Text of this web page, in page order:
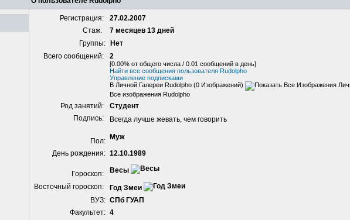
Регистрация:
27.02.2007
Стаж:
7 месяцев 13 дней
Группы:
Нет
Всего сообщений:
2
[0.00% от общего числа / 0.01 сообщений в день]
Найти все сообщения пользователя Rudolpho
Управление подписками
В Личной Галереи Rudolpho (0 Изображений)
Все изображения Rudolpho
Род занятий:
Студент
Подпись:
Всегда лучше жевать, чем говорить
Пол:
Муж
День рождения: 12.10.1989
Гороскоп:
Весы
Восточный гороскоп:
Год Змеи
ВУЗ: СПб ГУАП
Факультет: 4